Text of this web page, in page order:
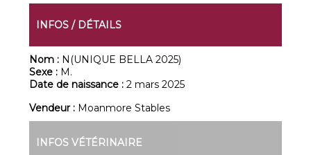
INFOS / DÉTAILS
Nom : N(UNIQUE BELLA 2025)
Sexe : M.
Date de naissance :2 mars 2025
Vendeur : Moanmore Stables
INFOS VÉTÉRINAIRE